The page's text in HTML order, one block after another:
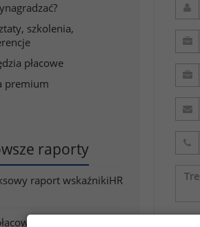
szkolenia,
płacowe
premium
raporty
raport wskaźnikiHR
dla firm